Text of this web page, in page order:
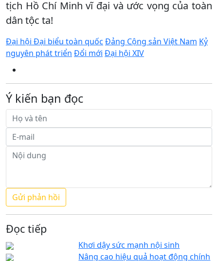
tịch Hồ Chí Minh vĩ đại và ước vọng của toàn
dân tộc ta!
Đại hội Đại biểu toàn quốc Đảng Cộng sản Việt Nam Kỷ
nguyên phát triển Đổi mới Đại hội XIV
Ý kiến bạn đọc
Đọc tiếp
Khơi dậy sức mạnh nội sinh
Nâng cao hiệu quả hoạt động chính